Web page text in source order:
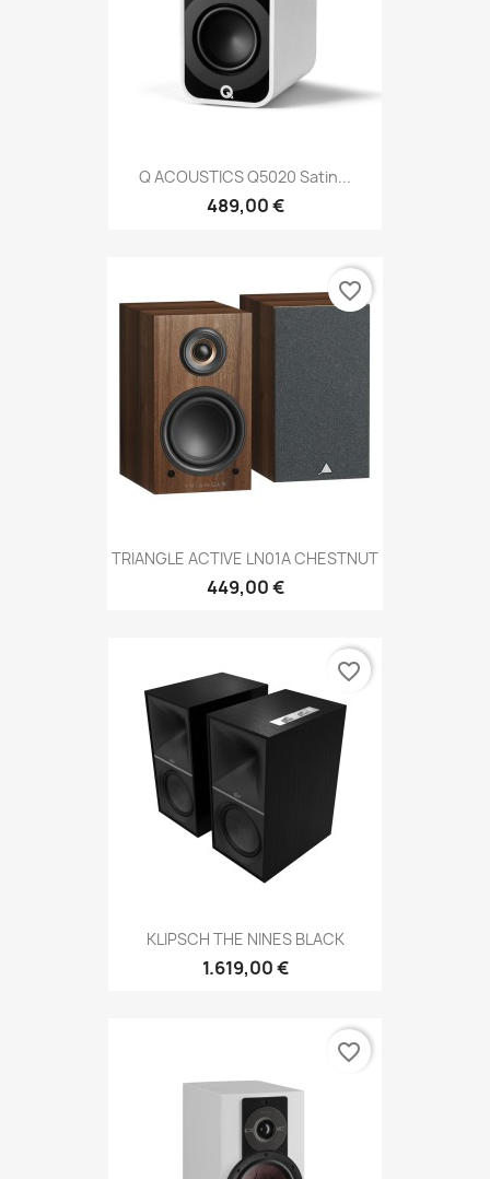
Q ACOUSTICS Q5020 Satin...
489,00 €
TRIANGLE ACTIVE LN01A CHESTNUT
449,00 €
favorite_border
KLIPSCH THE NINES BLACK
1.619,00 €
favorite_border
favorite_border